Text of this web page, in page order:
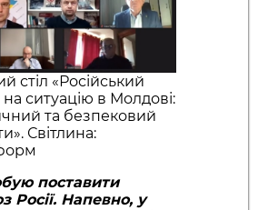
стіл «Російський
ситуацію в Молдові:
та безпековий
Світлина:
поставити
Росії. Напевно, у